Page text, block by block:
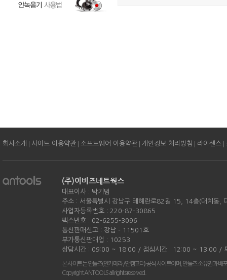
회사소개 | 사이트 이용약관 | 소프트웨어 이용약관 | 개인정보 처리방침 | 라이센스 |
(주)이비즈네트웍스
대표이사 : 박기범
주소 : 서울특별시 강남구 테헤란로82길 15, 14층(대치동,
사업자등록번호 : 220-87-30865
팩스번호 : 02-6255-3096
통신판매신고 : 강남 - 11501호
부가통신판매업 : 10253
상담시간 : 09:00 ~ 18:00 / 점심시간 : 12:00 ~ 13:00 /
본 사이트는 안툴즈(안카메라/안캠코더) 공식 사이트이며, 안툴즈 소유권과 배
Copyright ANTOOLS all rights reserved.